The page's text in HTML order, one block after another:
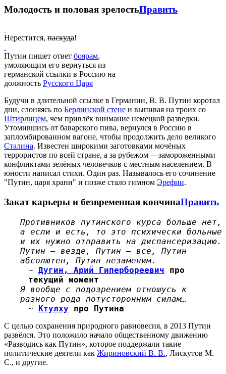
Молодость и половая зрелостьПравить
Нерестится, паскуда!
Путин пишет ответ боярам,
умоляющим его вернуться из
германской ссылки в Россию на
должность Русского Царя
Будучи в длительной ссылке в Германии, В. В. Путин коротал
дни, слоняясь по Берлинской стене и выпивая на троих со
Штирлицем, чем привлёк внимание немецкой разведки.
Утомившись от баварского пива, вернулся в Россию в
запломбированном вагоне, чтобы продолжить дело великого
Сталина. Известен широкими заготовками мочёных
террористов по всей стране, а за рубежом —замороженными
конфликтами зелёных человечков с местным населением. В
юности написал стихи. Один раз. Называлось его сочинение
"Путин, царя храни" и позже стало гимном Эрефии.
Закат карьеры и безвременная кончинаПравить
Противников путинского курса больше нет,
а если и есть, то это психически больные
и их нужно отправить на диспансеризацию.
Путин — везде, Путин — все, Путин
абсолютен, Путин незаменим.
~ Дугин, Арий Гипербореевич про
текущий момент
Я вообще с подозрением отношусь к
разного рода потусторонним силам…
~ Ктулху про Путина
С целью сохранения природного равновесия, в 2013 Путин
развёлся. Это положило начало общественному движению
«Разводись как Путин», которое поддержали такие
политические деятели как Жириновский В. В., Лискутов М.
С., и другие.